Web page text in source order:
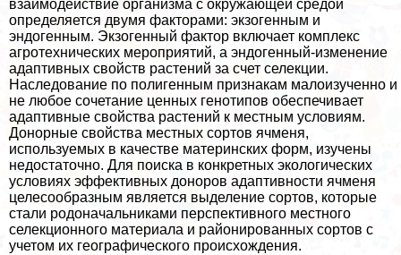
взаимодействие организма с окружающей средой
определяется двумя факторами: экзогенным и
эндогенным. Экзогенный фактор включает комплекс
агротехнических мероприятий, а эндогенный-изменение
адаптивных свойств растений за счет селекции.
Наследование по полигенным признакам малоизученно и
не любое сочетание ценных генотипов обеспечивает
адаптивные свойства растений к местным условиям.
Донорные свойства местных сортов ячменя,
используемых в качестве материнских форм, изучены
недостаточно. Для поиска в конкретных экологических
условиях эффективных доноров адаптивности ячменя
целесообразным является выделение сортов, которые
стали родоначальниками перспективного местного
селекционного материала и районированных сортов с
учетом их географического происхождения.